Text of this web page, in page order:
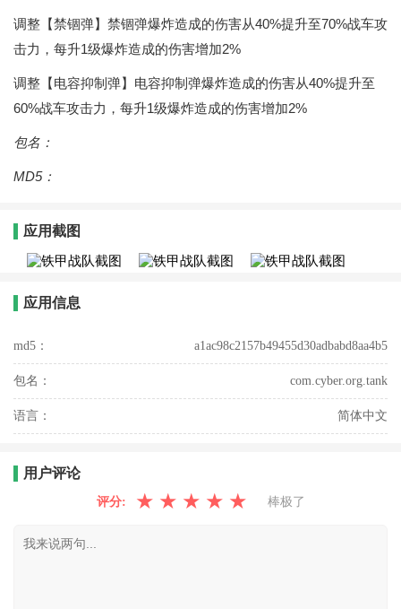
调整【禁锢弹】禁锢弹爆炸造成的伤害从40%提升至70%战车攻
击力，每升1级爆炸造成的伤害增加2%
调整【电容抑制弹】电容抑制弹爆炸造成的伤害从40%提升至
60%战车攻击力，每升1级爆炸造成的伤害增加2%
包名：
MD5：
应用截图
应用信息
md5： a1ac98c2157b49455d30adbabd8aa4b5
包名： com.cyber.org.tank
语言： 简体中文
用户评论
评分: ★ ★ ★ ★ ★ 棒极了